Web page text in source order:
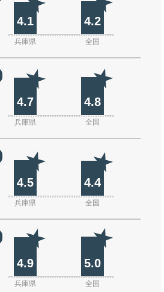
4.1 4.2
兵庫県 全国
4.7 4.8
兵庫県 全国
4.5 4.4
兵庫県 全国
4.9 5.0
兵庫県 全国